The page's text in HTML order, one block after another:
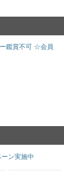
鑑賞不可 ☆会員
ン実施中